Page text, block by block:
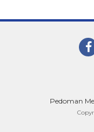
Pedoman